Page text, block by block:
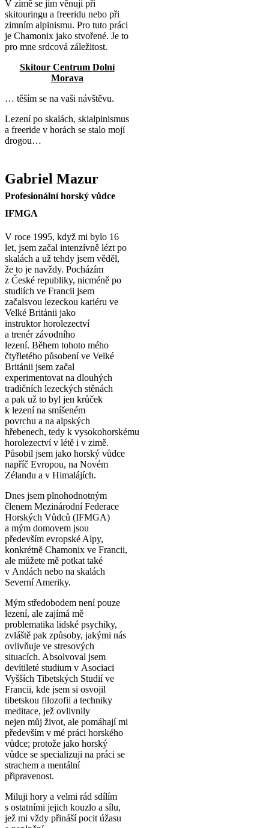
V zimě se jim věnuji při
skitouringu a freeridu nebo při
zimním alpinismu. Pro tuto práci
je Chamonix jako stvořené. Je to
pro mne srdcová záležitost.
Skitour Centrum Dolní
Morava
… těším se na vaši návštěvu.
Lezení po skalách, skialpinismus
a freeride v horách se stalo mojí
drogou…
Gabriel Mazur
Profesionální horský vůdce
IFMGA
V roce 1995, když mi bylo 16
let, jsem začal intenzívně lézt po
skalách a už tehdy jsem věděl,
že to je navždy. Pocházím
z České republiky, nicméně po
studiích ve Francii jsem
začalsvou lezeckou kariéru ve
Velké Británii jako
instruktor horolezectví
a trenér závodního
lezení. Během tohoto mého
čtyřletého působení ve Velké
Británii jsem začal
experimentovat na dlouhých
tradičních lezeckých stěnách
a pak už to byl jen krůček
k lezení na smíšeném
povrchu a na alpských
hřebenech, tedy k vysokohorskému
horolezectví v létě i v zimě.
Působil jsem jako horský vůdce
napříč Evropou, na Novém
Zélandu a v Himalájích.
Dnes jsem plnohodnotným
členem Mezinárodní Federace
Horských Vůdců (IFMGA)
a mým domovem jsou
především evropské Alpy,
konkrétně Chamonix ve Francii,
ale můžete mě potkat také
v Andách nebo na skalách
Severní Ameriky.
Mým středobodem není pouze
lezení, ale zajímá mě
problematika lidské psychiky,
zvláště pak způsoby, jakými nás
ovlivňuje ve stresových
situacích. Absolvoval jsem
devítileté studium v Asociaci
Vyšších Tibetských Studií ve
Francii, kde jsem si osvojil
tibetskou filozofii a techniky
meditace, jež ovlivnily
nejen můj život, ale pomáhají mi
především v mé práci horského
vůdce; protože jako horský
vůdce se specializuji na práci se
strachem a mentální
připravenost.
Miluji hory a velmi rád sdílím
s ostatními jejich kouzlo a sílu,
jež mi vždy přináší pocit úžasu